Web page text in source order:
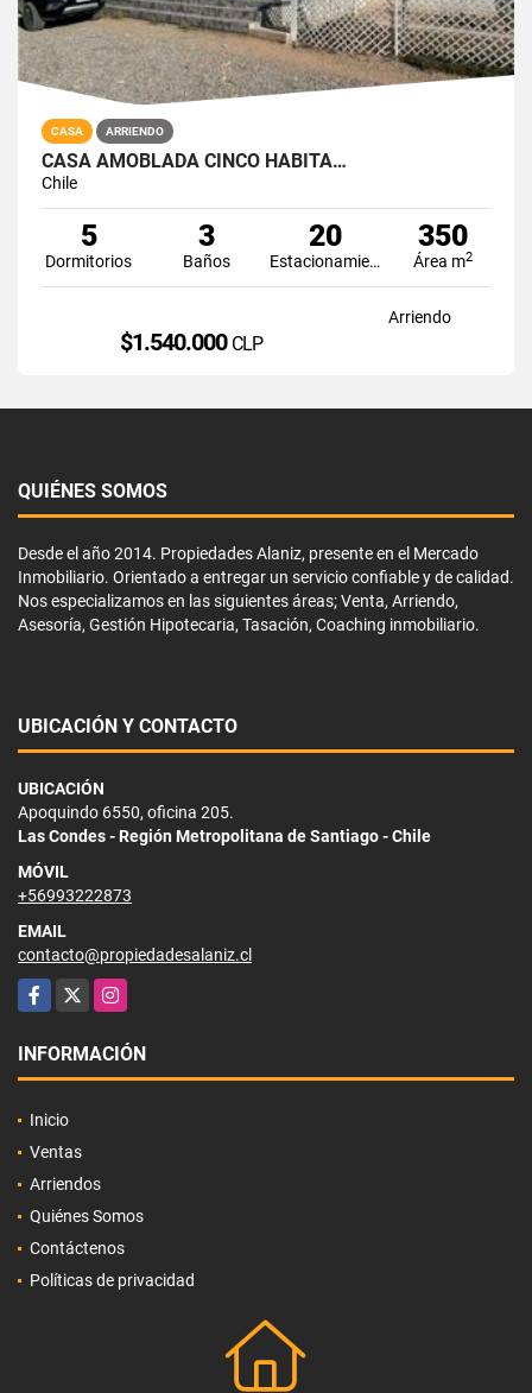
CASA ARRIENDO
CASA AMOBLADA CINCO HABITA…
Chile
5
Dormitorios
3
Baños
20
Estacionamiento
350
Área m2
Arriendo
$1.540.000 CLP
QUIÉNES SOMOS
Desde el año 2014. Propiedades Alaniz, presente en el Mercado
Inmobiliario. Orientado a entregar un servicio confiable y de calidad.
Nos especializamos en las siguientes áreas; Venta, Arriendo,
Asesoría, Gestión Hipotecaria, Tasación, Coaching inmobiliario.
UBICACIÓN Y CONTACTO
UBICACIÓN
Apoquindo 6550, oficina 205.
Las Condes - Región Metropolitana de Santiago - Chile
MÓVIL
+56993222873
EMAIL
contacto@propiedadesalaniz.cl
Facebook
X Instagram
INFORMACIÓN
Inicio
Ventas
Arriendos
Quiénes Somos
Contáctenos
Políticas de privacidad